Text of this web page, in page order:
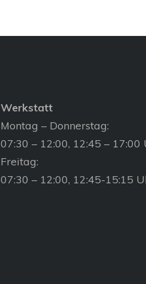
Werkstatt
Montag – Donnerstag:
07:30 – 12:00, 12:45 – 17:00
Freitag:
07:30 – 12:00, 12:45-15:15